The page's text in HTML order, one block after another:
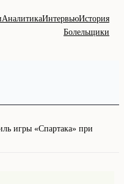
АналитикаИнтервьюИстория
Болельщики
игры «Спартака» при